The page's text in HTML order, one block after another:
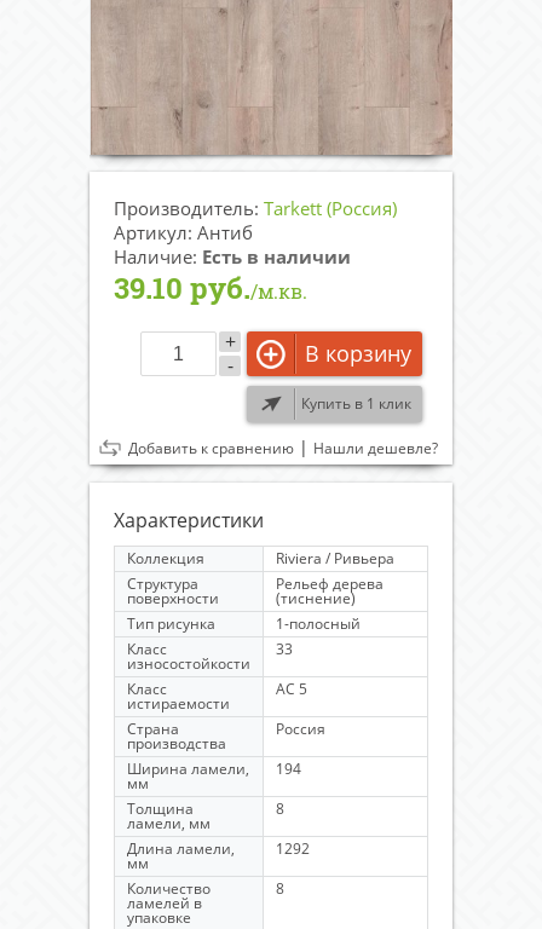
Производитель: Tarkett (Россия)
Артикул: Антиб
Наличие: Есть в наличии
39.10 руб./м.кв.
-
+ В корзину
Купить в 1 клик
Добавить к сравнению | Нашли дешевле?
Характеристики
Коллекция
Riviera / Ривьера
Структура
поверхности
Рельеф дерева
(тиснение)
Тип рисунка
1-полосный
Класс
износостойкости
33
Класс
истираемости
AC 5
Страна
производства
Россия
Ширина ламели,
мм
194
Толщина
ламели, мм
8
Длина ламели,
мм
1292
Количество
ламелей в
упаковке
8